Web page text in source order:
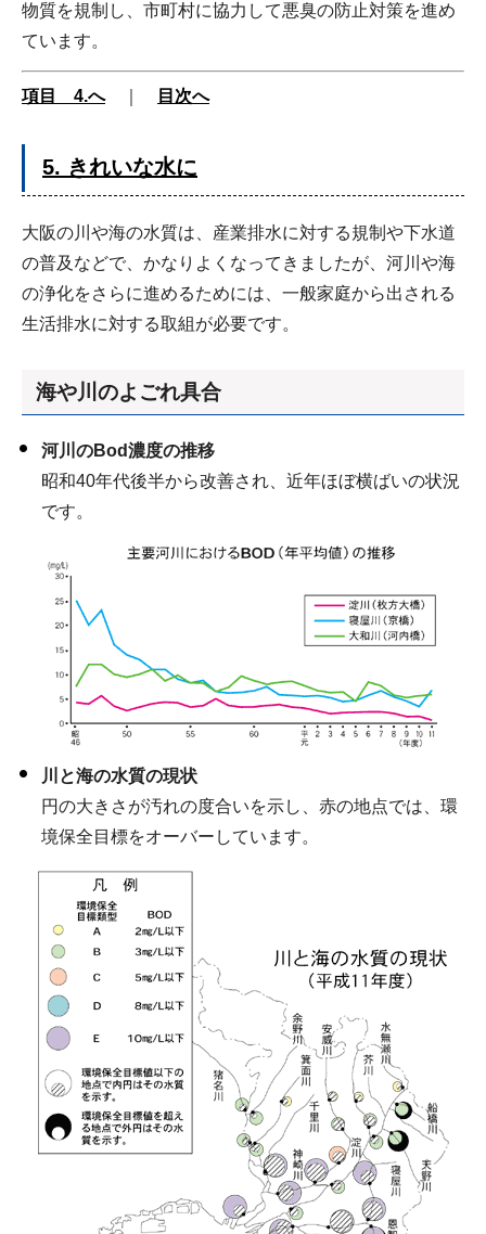
物質を規制し、市町村に協力して悪臭の防止対策を進め
ています。
項目 4.へ｜ 目次へ
5. きれいな水に
大阪の川や海の水質は、産業排水に対する規制や下水道
の普及などで、かなりよくなってきましたが、河川や海
の浄化をさらに進めるためには、一般家庭から出される
生活排水に対する取組が必要です。
海や川のよごれ具合
河川のBod濃度の推移
昭和40年代後半から改善され、近年ほぼ横ばいの状況
です。
川と海の水質の現状
円の大きさが汚れの度合いを示し、赤の地点では、環
境保全目標をオーバーしています。